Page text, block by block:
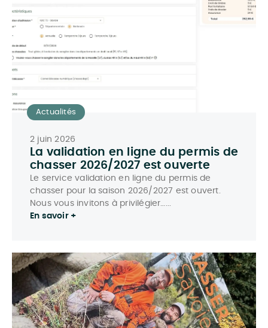
Actualités
2 juin 2026
La validation en ligne du permis de
chasser 2026/2027 est ouverte
Le service validation en ligne du permis de
chasser pour la saison 2026/2027 est ouvert.
Nous vous invitons à privilégier…...
En savoir +